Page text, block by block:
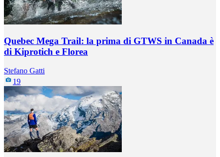
Quebec Mega Trail: la prima di GTWS in Canada è
di Kiprotich e Florea
Stefano Gatti
19